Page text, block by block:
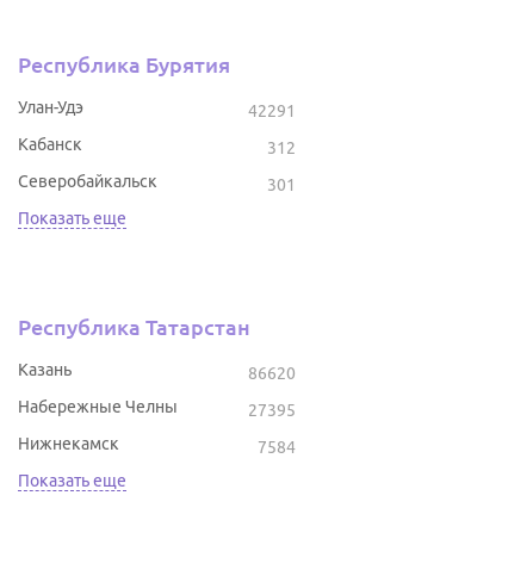
Республика Бурятия
42291
Улан-Удэ
312
Кабанск
301
Северобайкальск
Показать еще
Республика Татарстан
86620
Казань
27395
Набережные Челны
7584
Нижнекамск
Показать еще